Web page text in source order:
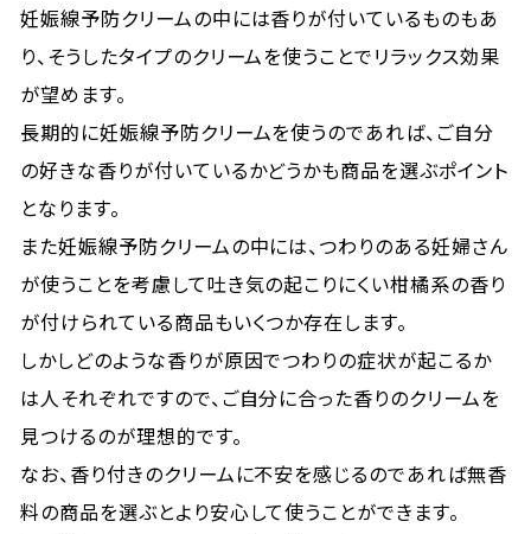
妊娠線予防クリームの中には香りが付いているものもあ
り、そうしたタイプのクリームを使うことでリラックス効果
が望めます。
長期的に妊娠線予防クリームを使うのであれば、ご自分
の好きな香りが付いているかどうかも商品を選ぶポイント
となります。
また妊娠線予防クリームの中には、つわりのある妊婦さん
が使うことを考慮して吐き気の起こりにくい柑橘系の香り
が付けられている商品もいくつか存在します。
しかしどのような香りが原因でつわりの症状が起こるか
は人それぞれですので、ご自分に合った香りのクリームを
見つけるのが理想的です。
なお、香り付きのクリームに不安を感じるのであれば無香
料の商品を選ぶとより安心して使うことができます。